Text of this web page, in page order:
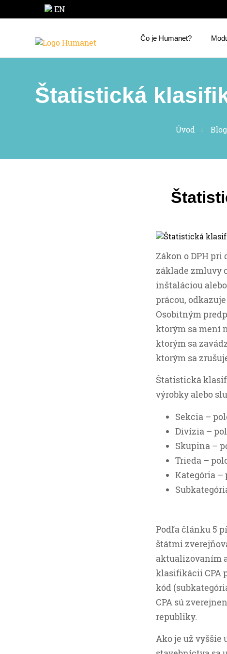
EN
Čo je Humanet?
Štatistická
Úvod Blog
Zákon o DPH
základe zmluvy
inštaláciou
prácou,
Osobitným
ktorým sa mení
ktorým sa
ktorým sa
Štatistická
výrobky alebo
Sekcia –
Divízia –
Skupina –
Trieda –
Kategória –
Podľa článku 5
štátmi
aktualizovaním
klasifikácii CPA
kód
CPA sú
republiky.
Ako je už vyššie